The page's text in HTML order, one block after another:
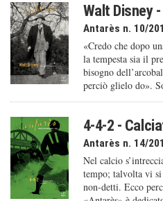
Walt Disney
Antarès n. 10/
«Credo che dopo
la tempesta sia il
bisogno
perciò glielo do».
4-4-2 -
Antarès n. 14/
Nel calcio
tempo; talvolta vi
non-detti. Ecco